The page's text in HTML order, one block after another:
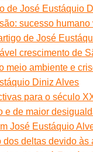
de José Eustáquio
sucesso humano
de José
crescimento de
meio ambiente e
Diniz Alves
para o século
e de maior
José Eustáquio
dos deltas devido às